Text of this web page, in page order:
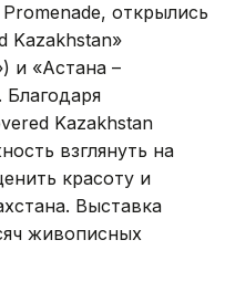
открылись
Kazakhstan»
и «Астана –
Kazakhstan
взглянуть на
красоту и
Выставка
живописных